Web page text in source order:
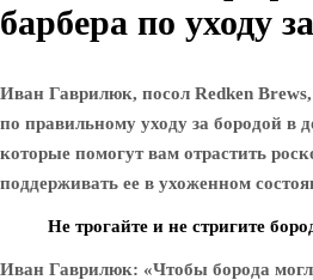
барбера по уходу
Иван Гаврилюк, посол Redken
по правильному уходу за бородой в
которые помогут вам отрастить
поддерживать ее в ухоженном
Не трогайте и не стригите
Иван Гаврилюк: «Чтобы борода